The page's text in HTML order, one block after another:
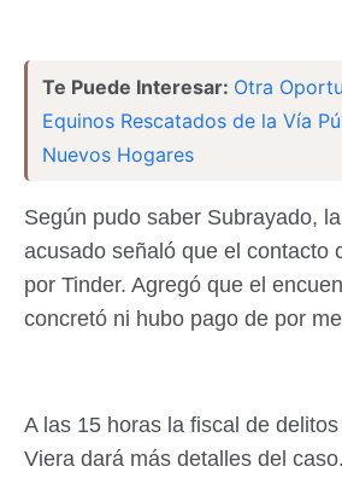
Te Puede Interesar: Otra
Equinos Rescatados de la Vía
Nuevos Hogares
Según pudo saber Subrayado,
acusado señaló que el contacto
por Tinder. Agregó que el
concretó ni hubo pago de por
A las 15 horas la fiscal de
Viera dará más detalles del caso.